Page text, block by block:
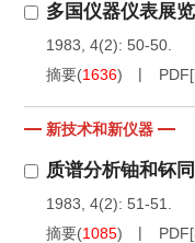
多国仪器仪表展
1983, 4(2): 50-50.
摘要(1636) PDF[
新技术和新仪器
质谱分析铀和钚
1983, 4(2): 51-51.
摘要(1085) PDF[